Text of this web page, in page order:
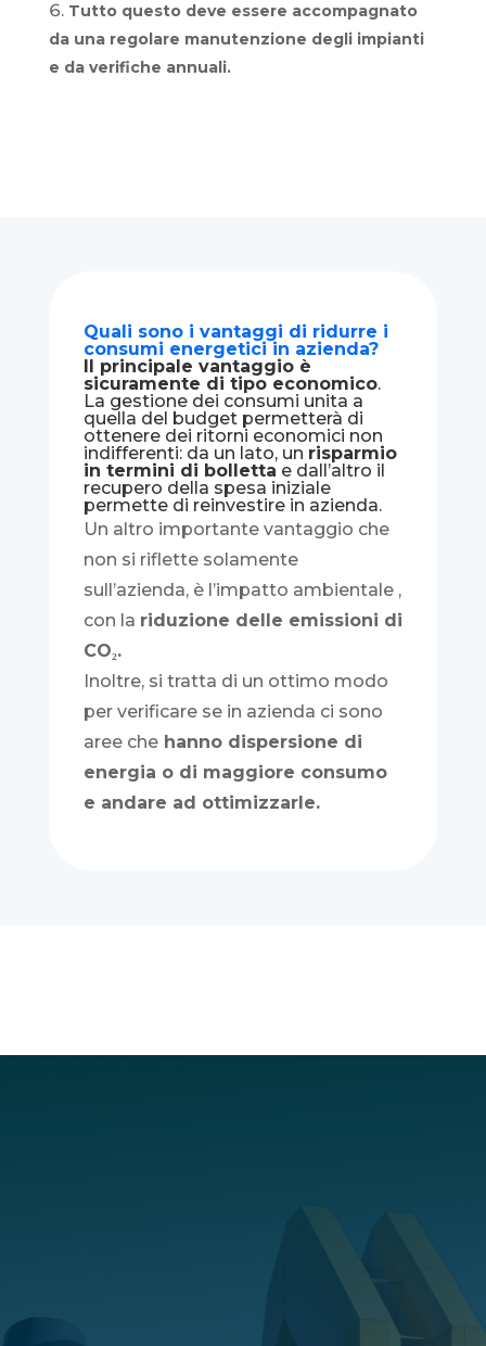
Tutto questo deve essere accompagnato
da una regolare manutenzione degli impianti
e da verifiche annuali.
Quali sono i vantaggi di ridurre i
consumi energetici in azienda?
Il principale vantaggio è
sicuramente di tipo economico.
La gestione dei consumi unita a
quella del budget permetterà di
ottenere dei ritorni economici non
indifferenti: da un lato, un risparmio
in termini di bolletta e dall’altro il
recupero della spesa iniziale
permette di reinvestire in azienda.
Un altro importante vantaggio che
non si riflette solamente
sull’azienda, è l’impatto ambientale ,
con la riduzione delle emissioni di
CO₂.
Inoltre, si tratta di un ottimo modo
per verificare se in azienda ci sono
aree chehanno dispersione di
energia o di maggiore consumo
e andare ad ottimizzarle.